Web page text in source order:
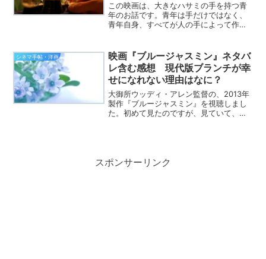
この映画は、大きなハサミの手を持つ青
年のお話です。青年は手だけではなく、
青年自身、すべてが人の手によって作ら
ストが世界征服をたくらんで青年を作っ
たから。という訳ではなく...
シネマ手帖・洋画
映画『ブルージャスミン』ネタバ
レ含む感想 現代版ブランチが幸
せになれない理由はなに？
大御所ウッディ・アレン監督の、2013年
製作『ブルージャスミン』を視聴しまし
た。初めて見たのですが、見ていて、あ
スポンサーリンク